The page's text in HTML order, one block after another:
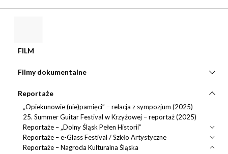
FILM
Filmy dokumentalne
Reportaże
„Opiekunowie (nie)pamięci” – relacja z sympozjum (2025)
25. Summer Guitar Festival w Krzyżowej – reportaż (2025)
Reportaże – „Dolny Śląsk Pełen Historii”
Reportaże – e-Glass Festival / Szkło Artystyczne
Reportaże – Nagroda Kulturalna Śląska